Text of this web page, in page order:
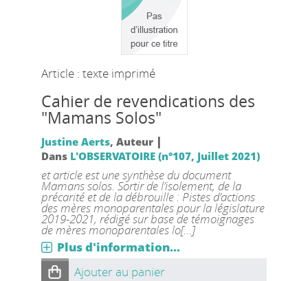
Article : texte imprimé
Cahier de revendications des
"Mamans Solos"
Justine Aerts, Auteur |
Dans L'OBSERVATOIRE (n°107, Juillet 2021)
et article est une synthèse du document
Mamans solos. Sortir de l’isolement, de la
précarité et de la débrouille : Pistes d’actions
des mères monoparentales pour la législature
2019-2021, rédigé sur base de témoignages
de mères monoparentales lo[...]
Plus d'information...
Ajouter au panier